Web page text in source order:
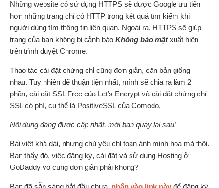
Những website có sử dụng HTTPS sẽ được Google ưu tiên
hơn những trang chỉ có HTTP trong kết quả tìm kiếm khi
người dùng tìm thông tin liên quan. Ngoài ra, HTTPS sẽ giúp
trang của bạn không bị cảnh báo Không bảo mậtxuất hiện
trên trình duyệt Chrome.
Thao tác cài đặt chứng chỉ cũng đơn giản, căn bản giống
nhau. Tuy nhiên để thuận tiện nhất, mình sẽ chia ra làm 2
phần, cài đặt SSL Free của Let’s Encrypt và cài đặt chứng chỉ
SSL có phí, cụ thể là PositiveSSL của Comodo.
Nội dung đang được cập nhật, mời bạn quay lại sau!
Bài viết khá dài, nhưng chủ yếu chỉ toàn ảnh minh hoạ mà thôi.
Bạn thấy đó, việc đăng ký, cài đặt và sử dụng Hosting ở
GoDaddy vô cùng đơn giản phải không?
Bạn đã sẵn sàng bắt đầu chưa, nhấn vào link này để đăng ký